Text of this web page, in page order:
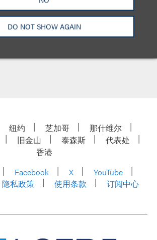
DO NOT SHOW AGAIN
Los Angeles, 学士
纽约 芝加哥
那什维尔
旧金山 泰森斯
代表处
香港
Facebook X
YouTube
隐私政策 使用条款 订阅中心